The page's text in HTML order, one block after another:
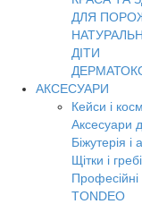
ДЛЯ
ДІТИ
АКСЕСУАРИ
Кейси і
Аксесуари
Біжутерія і
Щітки і
TONDEO